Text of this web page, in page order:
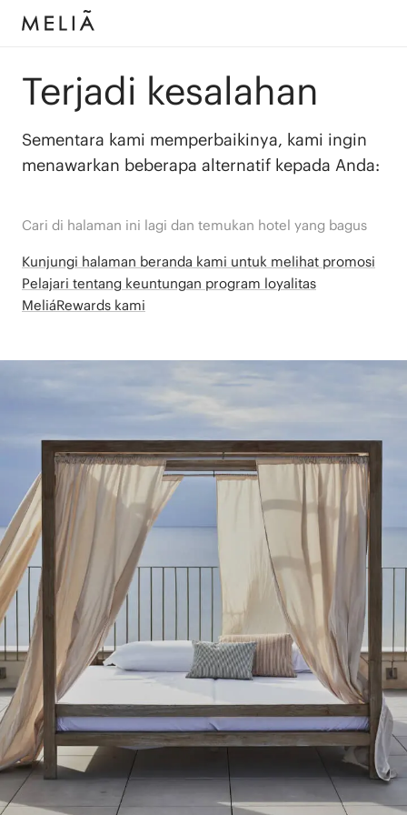
Terjadi kesalahan
Sementara kami memperbaikinya, kami ingin
menawarkan beberapa alternatif kepada Anda:
Cari di halaman ini lagi dan temukan hotel yang bagus
Kunjungi halaman beranda kami untuk melihat promosi
Pelajari tentang keuntungan program loyalitas
MeliáRewards kami